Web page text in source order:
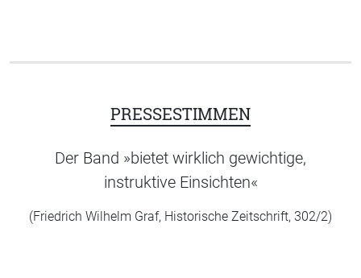
PRESSESTIMMEN
Der Band »bietet wirklich gewichtige,
instruktive Einsichten«
(Friedrich Wilhelm Graf, Historische Zeitschrift, 302/2)